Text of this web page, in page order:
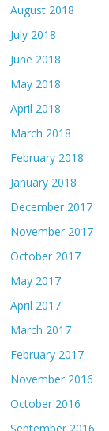
August 2018
July 2018
June 2018
May 2018
April 2018
March 2018
February 2018
January 2018
December 2017
November 2017
October 2017
May 2017
April 2017
March 2017
February 2017
November 2016
October 2016